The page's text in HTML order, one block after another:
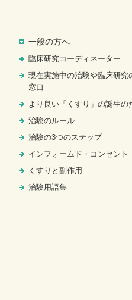
一般の方へ
臨床研究コーディネーター
現在実施中の治験や臨床研究
窓口
より良い「くすり」の誕生の
治験のルール
治験の3つのステップ
インフォームド・コンセント
くすりと副作用
治験用語集